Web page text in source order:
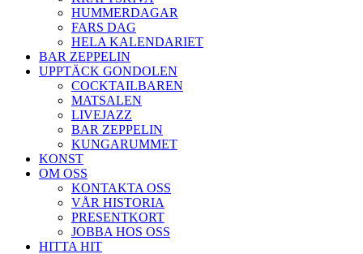
HUMMERDAGAR
FARS DAG
HELA KALENDARIET
BAR ZEPPELIN
UPPTÄCK GONDOLEN
COCKTAILBAREN
MATSALEN
LIVEJAZZ
BAR ZEPPELIN
KUNGARUMMET
KONST
OM OSS
KONTAKTA OSS
VÅR HISTORIA
PRESENTKORT
JOBBA HOS OSS
HITTA HIT